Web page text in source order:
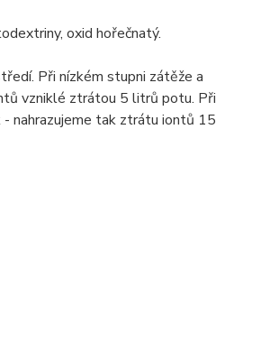
oxid hořečnatý.
Při nízkém stupni zátěže a
vzniklé ztrátou 5 litrů potu. Při
nahrazujeme tak ztrátu iontů 15